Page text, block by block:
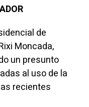
de
Moncada,
un presunto
al uso de la
recientes